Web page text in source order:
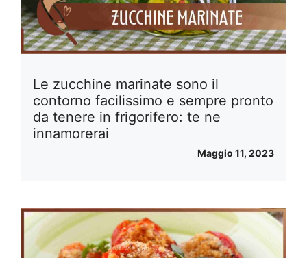
Le zucchine marinate sono il
contorno facilissimo e sempre pronto
da tenere in frigorifero: te ne
innamorerai
Maggio 11, 2023